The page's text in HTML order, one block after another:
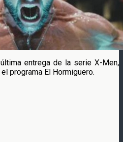
entrega de la serie X-Men,
programa El Hormiguero.